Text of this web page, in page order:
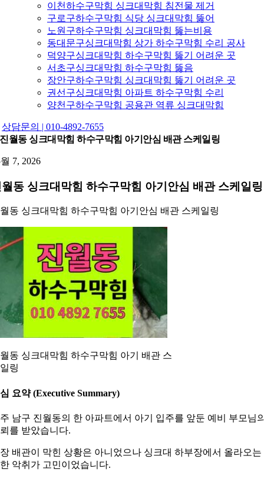
이천하수구막힘 싱크대막힘 침전물 제거
구로구하수구막힘 식당 싱크대막힘 뚫어
노원구하수구막힘 싱크대막힘 뚫는비용
동대문구싱크대막힘 상가 하수구막힘 수리 공사
덕양구싱크대막힘 하수구막힘 뚫기 어려운 곳
서초구싱크대막힘 하수구막힘 뚫음
장안구하수구막힘 싱크대막힘 뚫기 어려운 곳
권선구싱크대막힘 아파트 하수구막힘 수리
양천구하수구막힘 공용관 역류 싱크대막힘
상담문의 | 010-4892-7655
진월동 싱크대막힘 하수구막힘 아기안심 배관 스케일링
7, 2026
동 싱크대막힘 하수구막힘 아기안심 배관 스케일링
동 싱크대막힘 하수구막힘 아기안심 배관 스케일링
동 싱크대막힘 하수구막힘 아기 배관 스
링
요약 (Executive Summary)
남구 진월동의 한 아파트에서 아기 입주를 앞둔 예비 부모님
를 받았습니다.
배관이 막힌 상황은 아니었으나 싱크대 하부장에서 올라오는
악취가 고민이었습니다.